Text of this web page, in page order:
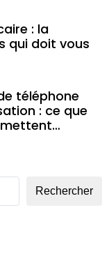
: la
qui doit vous
téléphone
: ce que
Rechercher